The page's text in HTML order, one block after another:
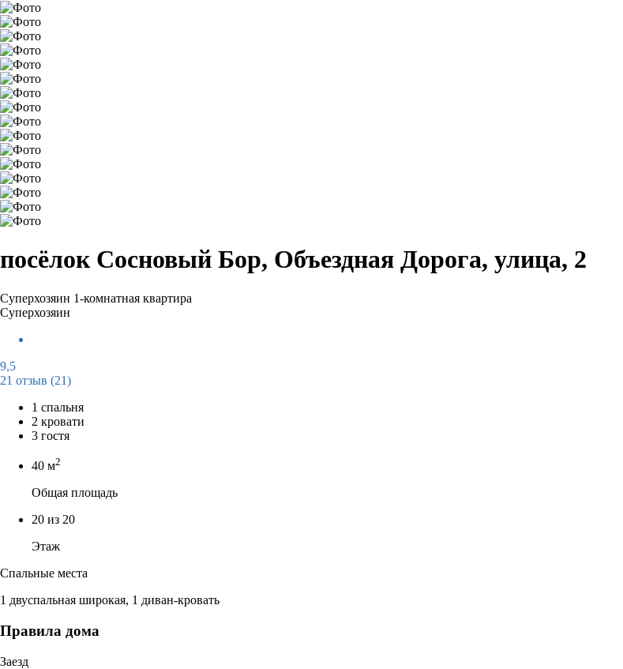
посёлок Сосновый Бор, Объездная Дорога, улица, 2
Суперхозяин 1-комнатная квартира
Суперхозяин
9,5
21 отзыв (21)
1 спальня
2 кровати
3 гостя
40 м2
Общая площадь
20 из 20
Этаж
Спальные места
1 двуспальная широкая, 1 диван-кровать
Правила дома
Заезд